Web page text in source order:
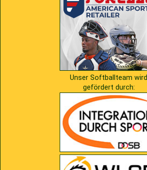
Unser Softballteam wird
gefördert durch: